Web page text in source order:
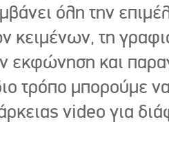
όλη την
κειμένων, τη
εκφώνηση και
τρόπο μπορούμε
video για